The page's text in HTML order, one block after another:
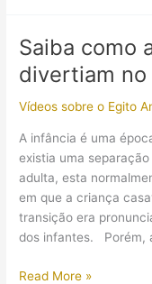
tirou
um
3.000
anos
após
sua
morte?
Saiba como
divertiam
Vídeos sobre o Egito
A infância é uma
existia uma
adulta, esta
em que a criança
transição era
dos infantes. Porém,
Saiba
Read More »